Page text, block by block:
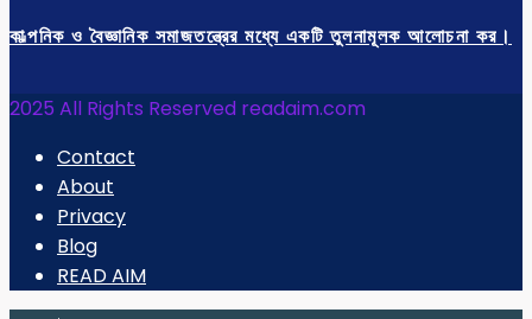
কাল্পনিক ও বৈজ্ঞানিক সমাজতন্ত্রের মধ্যে একটি তুলনামূলক আলোচনা কর।
2025 All Rights Reserved readaim.com
Contact
About
Privacy
Blog
READ AIM